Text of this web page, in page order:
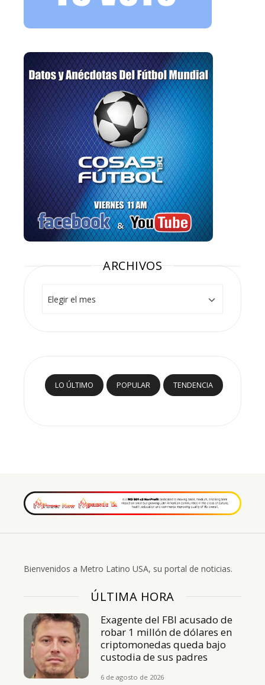
ARCHIVOS
LO ÚLTIMO POPULAR TENDENCIA
Bienvenidos a Metro Latino USA, su portal de noticias.
ÚLTIMA HORA
Exagente del FBI acusado de
robar 1 millón de dólares en
criptomonedas queda bajo
custodia de sus padres
6 de agosto de 2026